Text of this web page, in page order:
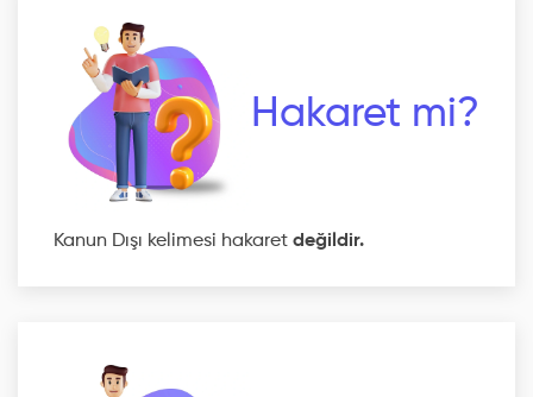
Hakaret mi?
Kanun Dışı kelimesi hakaret değildir.